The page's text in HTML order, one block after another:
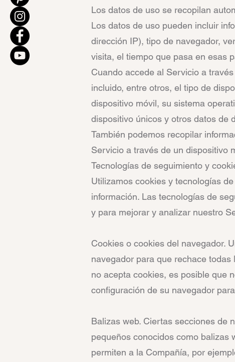
Los datos de uso se recopilan
Los datos de uso pueden incluir
dirección IP), tipo de navegador,
visita, el tiempo que pasa en esas
Cuando accede al Servicio a
incluido, entre otros, el tipo de
dispositivo móvil, su sistema
dispositivo únicos y otros datos de
También podemos recopilar
Servicio a través de un dispositivo
Tecnologías de seguimiento y
Utilizamos cookies y tecnologías
información. Las tecnologías de
y para mejorar y analizar nuestro
Cookies o cookies del navegador.
navegador para que rechace
no acepta cookies, es posible que
configuración de su navegador
Balizas web. Ciertas secciones de
pequeños conocidos como balizas
permiten a la Compañía, por